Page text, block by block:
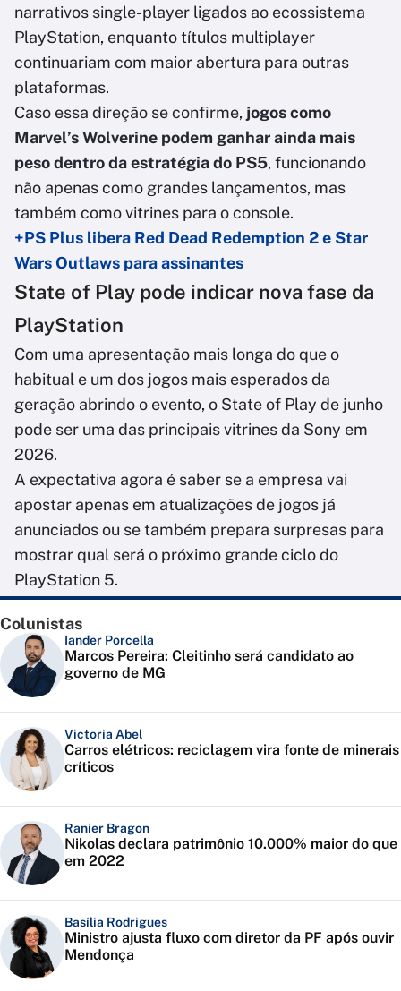
narrativos single-player ligados ao ecossistema
PlayStation, enquanto títulos multiplayer
continuariam com maior abertura para outras
plataformas.
Caso essa direção se confirme, jogos como
Marvel’s Wolverine podem ganhar ainda mais
peso dentro da estratégia do PS5, funcionando
não apenas como grandes lançamentos, mas
também como vitrines para o console.
+PS Plus libera Red Dead Redemption 2 e Star
Wars Outlaws para assinantes
State of Play pode indicar nova fase da
PlayStation
Com uma apresentação mais longa do que o
habitual e um dos jogos mais esperados da
geração abrindo o evento, o State of Play de junho
pode ser uma das principais vitrines da Sony em
2026.
A expectativa agora é saber se a empresa vai
apostar apenas em atualizações de jogos já
anunciados ou se também prepara surpresas para
mostrar qual será o próximo grande ciclo do
PlayStation 5.
Colunistas
Iander Porcella
Marcos Pereira: Cleitinho será candidato ao
governo de MG
Victoria Abel
Carros elétricos: reciclagem vira fonte de minerais
críticos
Ranier Bragon
Nikolas declara patrimônio 10.000% maior do que
em 2022
Basília Rodrigues
Ministro ajusta fluxo com diretor da PF após ouvir
Mendonça